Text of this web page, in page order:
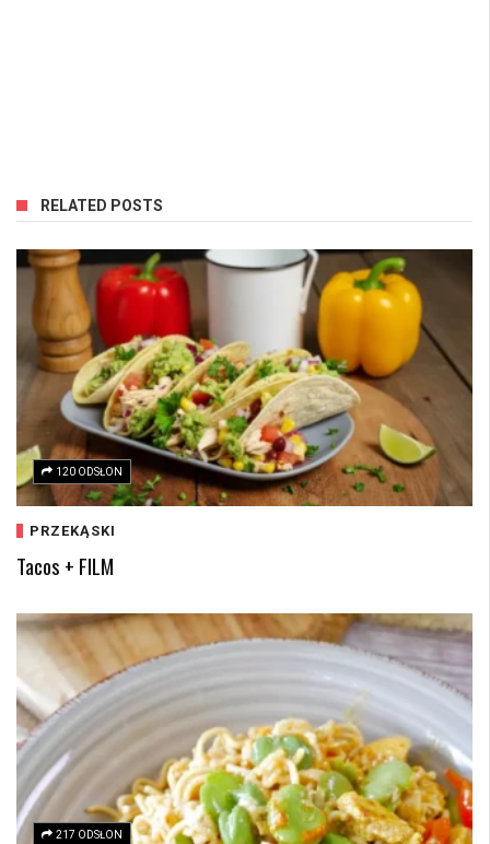
RELATED POSTS
120 ODSŁON
PRZEKĄSKI
Tacos + FILM
217 ODSŁON